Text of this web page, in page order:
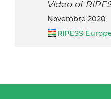
Video of
novembre 2020
RIPESS